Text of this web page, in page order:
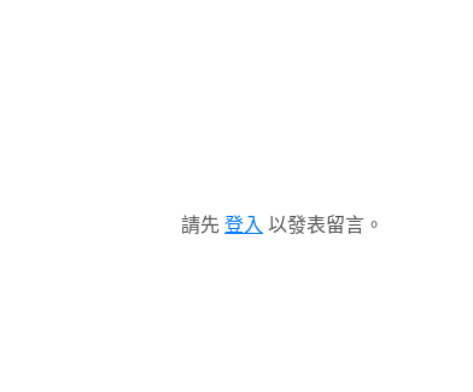
請先 登入 以發表留言。